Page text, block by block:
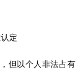
定
但以个人非法占有